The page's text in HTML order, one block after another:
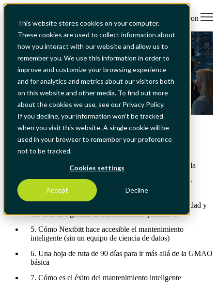
This website stores cookies on your computer.
These cookies are used to collect information about
how you interact with our website and allow us to
remember you. We use this information in order to
improve and customize your browsing experience
and for analytics and metrics about our visitors both
on this website and other media. To find out more
about the cookies we use, see our Privacy Policy.
If you decline, your information won’t be tracked
when you visit this website. A single cookie will be
used in your browser to remember your preference
not to be tracked.
Cookies settings
Accept Decline
Open main navigation
All Articles
Del CMMS al EAM: cómo la
IA y el ML transforman las
estrategias de mantenimiento
Tabla de contenido
1. Por qué una GMAO básica ya no es suficiente
2. Qué cambia con un EAM orientado al ciclo de vida
3. Dónde encajan la IA y el ML en el mantenimiento
predictivo
4. Ejemplo de caso: reducción del tiempo de inactividad y
del CAPEX gracias al mantenimiento predictivo
5. Cómo Nextbitt hace accesible el mantenimiento
inteligente (sin un equipo de ciencia de datos)
6. Una hoja de ruta de 90 días para ir más allá de la GMAO
básica
7. Cómo es el éxito del mantenimiento inteligente